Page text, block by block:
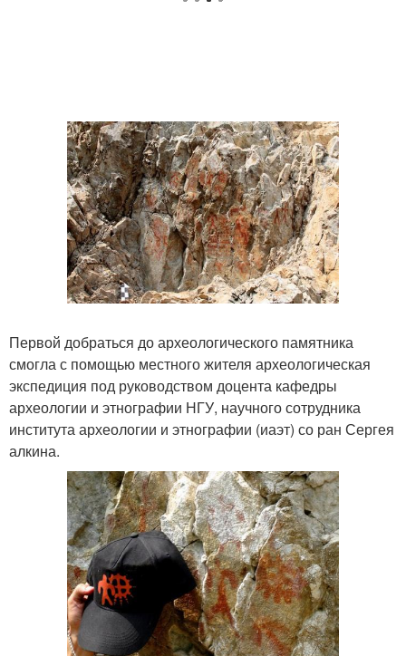
Первой добраться до археологического памятника
смогла с помощью местного жителя археологическая
экспедиция под руководством доцента кафедры
археологии и этнографии НГУ, научного сотрудника
института археологии и этнографии (иаэт) со ран Сергея
алкина.